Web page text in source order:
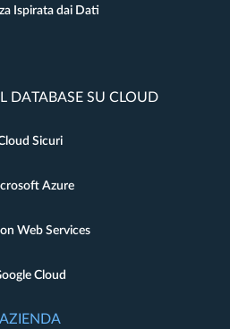
Ispirata dai Dati
DATABASE SU CLOUD
Sicuri
Azure
Web Services
Cloud
AZIENDA